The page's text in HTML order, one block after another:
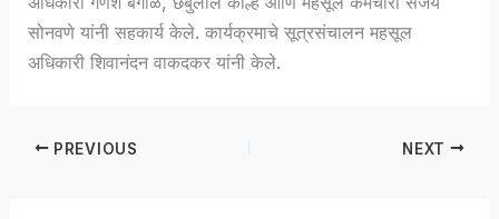
सोनवणे यांनी सहकार्य केले. कार्यक्रमाचे सूत्रसंचालन महसूल
अधिकारी शिवानंदन वाकदकर यांनी केले.
PREVIOUS NEXT